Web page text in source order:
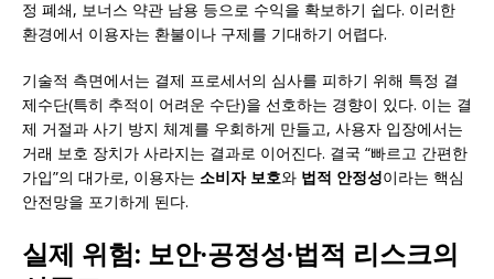
정 폐쇄, 보너스 약관 남용 등으로 수익을 확보하기 쉽다. 이러한
환경에서 이용자는 환불이나 구제를 기대하기 어렵다.
기술적 측면에서는 결제 프로세서의 심사를 피하기 위해 특정 결
제수단(특히 추적이 어려운 수단)을 선호하는 경향이 있다. 이는 결
제 거절과 사기 방지 체계를 우회하게 만들고, 사용자 입장에서는
거래 보호 장치가 사라지는 결과로 이어진다. 결국 “빠르고 간편한
가입”의 대가로, 이용자는 소비자 보호와 법적 안정성이라는 핵심
안전망을 포기하게 된다.
실제 위험: 보안·공정성·법적 리스크의